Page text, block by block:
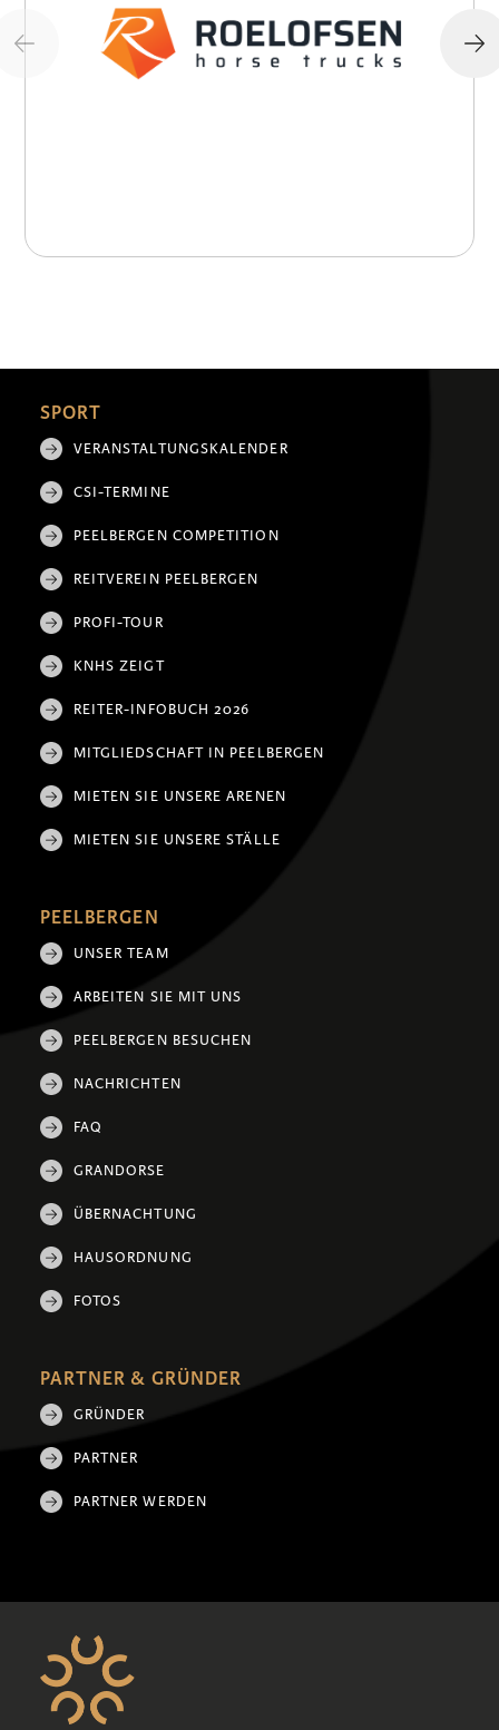
SPORT
VERANSTALTUNGSKALENDER
CSI-TERMINE
PEELBERGEN COMPETITION
REITVEREIN PEELBERGEN
PROFI-TOUR
KNHS ZEIGT
REITER-INFOBUCH 2026
MITGLIEDSCHAFT IN PEELBERGEN
MIETEN SIE UNSERE ARENEN
MIETEN SIE UNSERE STÄLLE
PEELBERGEN
UNSER TEAM
ARBEITEN SIE MIT UNS
PEELBERGEN BESUCHEN
NACHRICHTEN
FAQ
GRANDORSE
ÜBERNACHTUNG
HAUSORDNUNG
FOTOS
PARTNER & GRÜNDER
GRÜNDER
PARTNER
PARTNER WERDEN